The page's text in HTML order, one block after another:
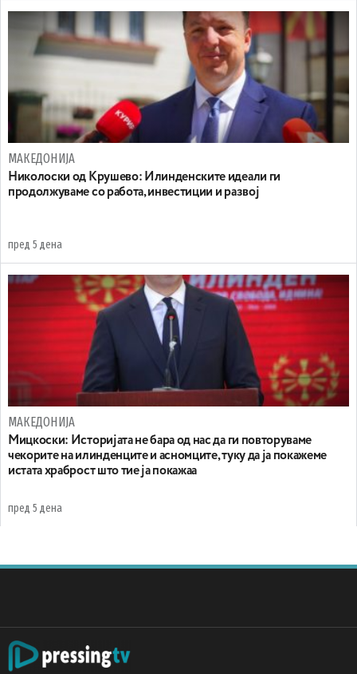
МАКЕДОНИЈА
Николоски од Крушево: Илинденските идеали ги
продолжуваме со работа, инвестиции и развој
пред 5 дена
МАКЕДОНИЈА
Мицкоски: Историјата не бара од нас да ги повторуваме
чекорите на илинденците и асномците, туку да ја покажеме
истата храброст што тие ја покажаа
пред 5 дена